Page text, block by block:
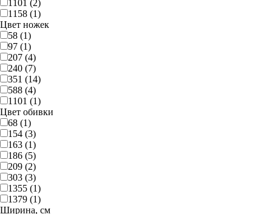
1101 (2)
1158 (1)
Цвет ножек
58 (1)
97 (1)
207 (4)
240 (7)
351 (14)
588 (4)
1101 (1)
Цвет обивки
68 (1)
154 (3)
163 (1)
186 (5)
209 (2)
303 (3)
1355 (1)
1379 (1)
Ширина, см